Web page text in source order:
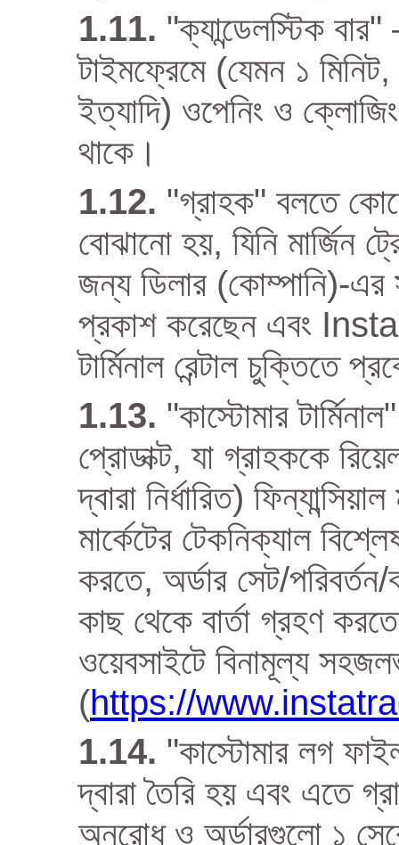
"ক্যান্ডেলস্টিক বার"
টাইমফ্রেমে (যেমন ১
ইত্যাদি) ওপেনিং ও
থাকে।
"গ্রাহক" বলতে
বোঝানো হয়, যিনি মার্জিন
জন্য ডিলার (কোম্পানি)-এর
প্রকাশ করেছেন এবং
টার্মিনাল রেন্টাল চুক্তিতে
"কাস্টোমার
প্রোডাক্ট, যা গ্রাহককে
দ্বারা নির্ধারিত)
মার্কেটের টেকনিক্যাল
করতে, অর্ডার সেট/
কাছ থেকে বার্তা গ্রহণ
ওয়েবসাইটে বিনামূল্য
(https://
"কাস্টোমার লগ
দ্বারা তৈরি হয় এবং এতে
অনুরোধ ও অর্ডারগুলো ১